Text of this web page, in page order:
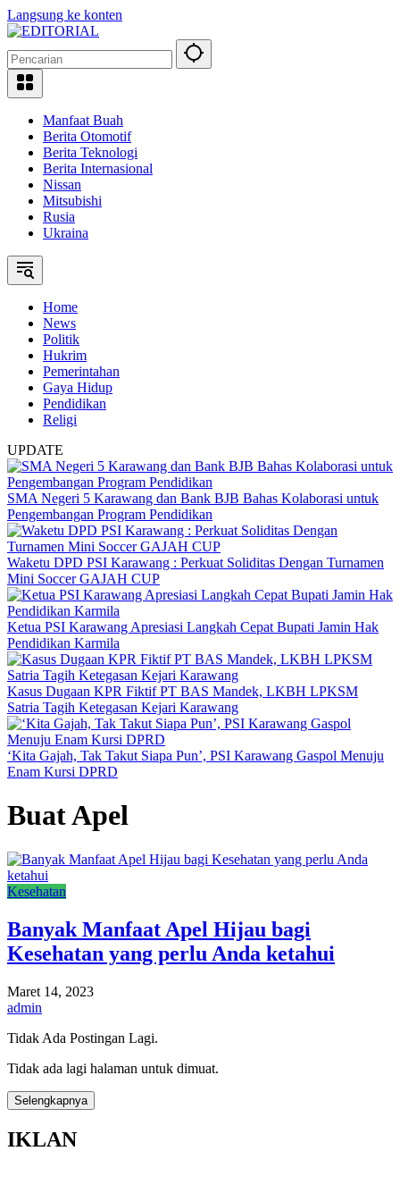
Langsung ke konten
Manfaat Buah
Berita Otomotif
Berita Teknologi
Berita Internasional
Nissan
Mitsubishi
Rusia
Ukraina
Home
News
Politik
Hukrim
Pemerintahan
Gaya Hidup
Pendidikan
Religi
UPDATE
SMA Negeri 5 Karawang dan Bank BJB Bahas Kolaborasi untuk
Pengembangan Program Pendidikan
Waketu DPD PSI Karawang : Perkuat Soliditas Dengan Turnamen
Mini Soccer GAJAH CUP
Ketua PSI Karawang Apresiasi Langkah Cepat Bupati Jamin Hak
Pendidikan Karmila
Kasus Dugaan KPR Fiktif PT BAS Mandek, LKBH LPKSM
Satria Tagih Ketegasan Kejari Karawang
‘Kita Gajah, Tak Takut Siapa Pun’, PSI Karawang Gaspol Menuju
Enam Kursi DPRD
Buat Apel
Kesehatan
Banyak Manfaat Apel Hijau bagi
Kesehatan yang perlu Anda ketahui
Maret 14, 2023
admin
Tidak Ada Postingan Lagi.
Tidak ada lagi halaman untuk dimuat.
Selengkapnya
IKLAN